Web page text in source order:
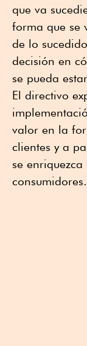
que va
forma que se
de lo
decisión en
se pueda
El directivo
valor en la
clientes y a
se
consumidores.